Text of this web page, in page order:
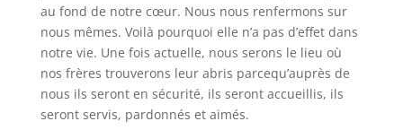
au fond de notre cœur. Nous nous renfermons sur
nous mêmes. Voilà pourquoi elle n’a pas d’effet dans
notre vie. Une fois actuelle, nous serons le lieu où
nos frères trouverons leur abris parcequ’auprès de
nous ils seront en sécurité, ils seront accueillis, ils
seront servis, pardonnés et aimés.